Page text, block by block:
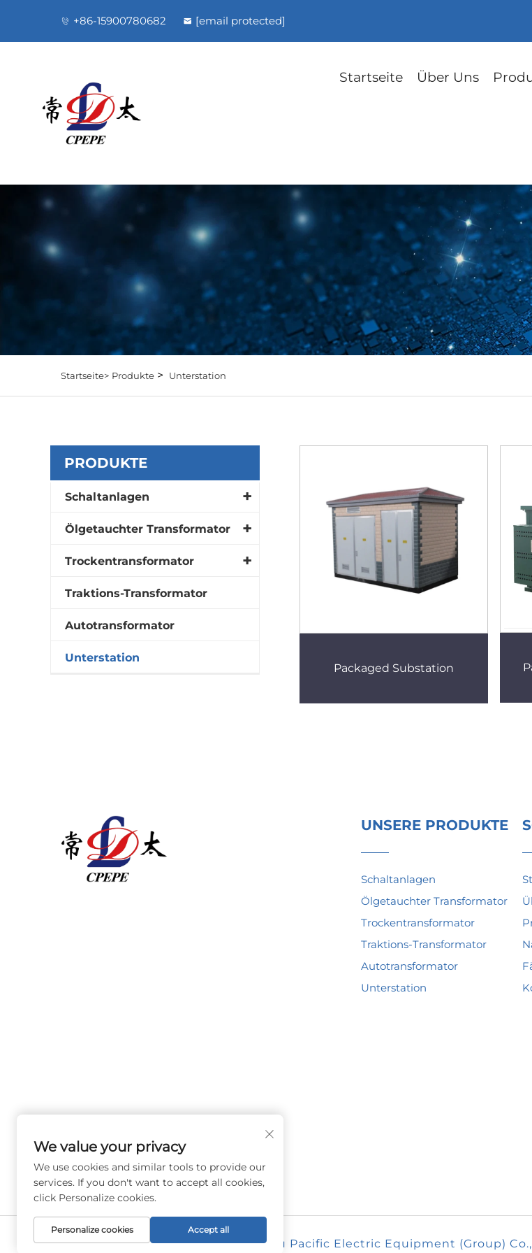
+86-15900780682 [email protected]
Startseite Über Uns
Startseite> Produkte > Unterstation
PRODUKTE
Schaltanlagen
Ölgetauchter Transformator
Trockentransformator
Traktions-Transformator
Autotransformator
Unterstation
Packaged Substation
UNSERE PRODUKTE
Schaltanlagen
Ölgetauchter Transformator
Trockentransformator
Traktions-Transformator
Autotransformator
Unterstation
Urheberrecht © 2026 Changzhou Pacific Electric Equipment (Group)
We value your privacy
We use cookies and similar tools to provide our
services. If you don't want to accept all cookies,
click Personalize cookies.
Personalize cookies Accept all